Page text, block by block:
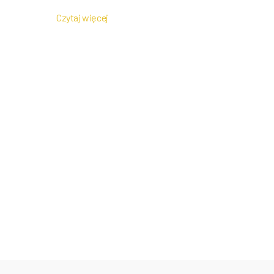
Czytaj więcej